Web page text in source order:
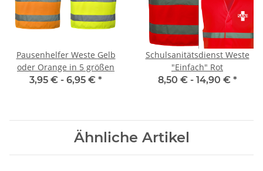
Pausenhelfer Weste Gelb
oder Orange in 5 größen
3,95 € - 6,95 € *
Schulsanitätsdienst Weste
"Einfach" Rot
8,50 € - 14,90 € *
Ähnliche Artikel